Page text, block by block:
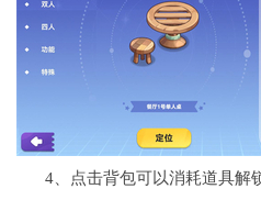
4、点击背包可以消耗道具解